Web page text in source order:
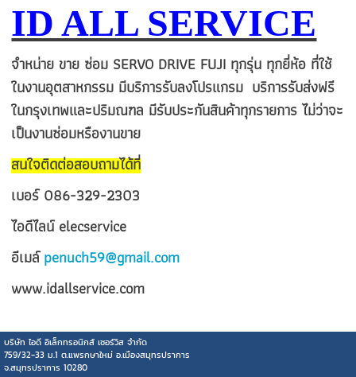
ID ALL SERVICE
จำหน่าย ขาย ซ่อม SERVO DRIVE FUJI ทุกรุ่น ทุกยี่ห้อ ที่ใช้
ในงานอุตสาหกรรม มีบริการรับลงโปรแกรม บริการรับส่งฟรี
ในกรุงเทพและปริมณฑล มีรับประกันสินค้าทุกรายการ ไม่ว่าจะ
เป็นงานซ่อมหรืองานขาย
สนใจติดต่อสอบถามได้ที่
เบอร์ 086-329-2303
ไอดีไลน์ elecservice
อีเมล์penuch59@gmail.com
www.idallservice.com
บริษัท ไอดี อิเล็กทรอนิกส์ เซอร์วิส จำกัด
759/32-33 ม.1 ต.แพรกษาใหม่ อ.เมืองสมุทรปราการ
จ.สมุทรปราการ 10280